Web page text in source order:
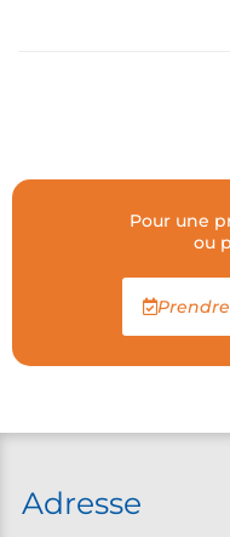
Pour une
ou
Adresse